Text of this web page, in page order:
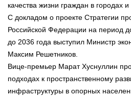
качества жизни граждан в городах и
С докладом о проекте Стратегии
Российской Федерации на период
до 2036 года выступил Министр
Максим Решетников.
Вице-премьер Марат Хуснуллин
подходах к пространственному
инфраструктуры в опорных